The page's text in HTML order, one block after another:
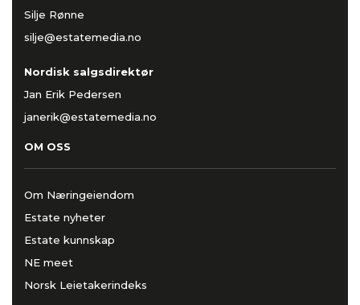
Silje Rønne
silje@estatemedia.no
Nordisk salgsdirektør
Jan Erik Pedersen
janerik@estatemedia.no
OM OSS
Om Næringeiendom
Estate nyheter
Estate kunnskap
NE meet
Norsk Leietakerindeks